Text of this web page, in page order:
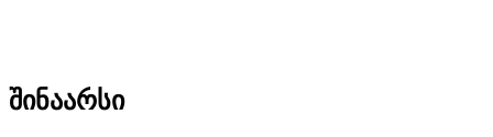
შინაარსი